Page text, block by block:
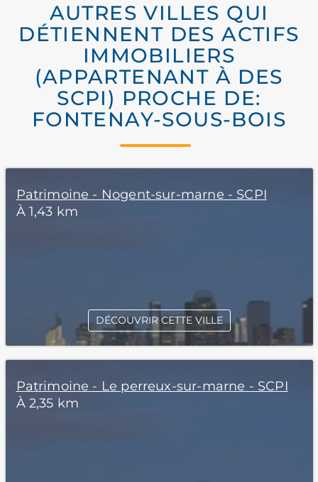
AUTRES VILLES QUI
DÉTIENNENT DES ACTIFS
IMMOBILIERS
(APPARTENANT À DES
SCPI) PROCHE DE:
FONTENAY-SOUS-BOIS
Patrimoine - Nogent-sur-marne - SCPI
À 1,43 km
DÉCOUVRIR CETTE VILLE
Patrimoine - Le perreux-sur-marne - SCPI
À 2,35 km